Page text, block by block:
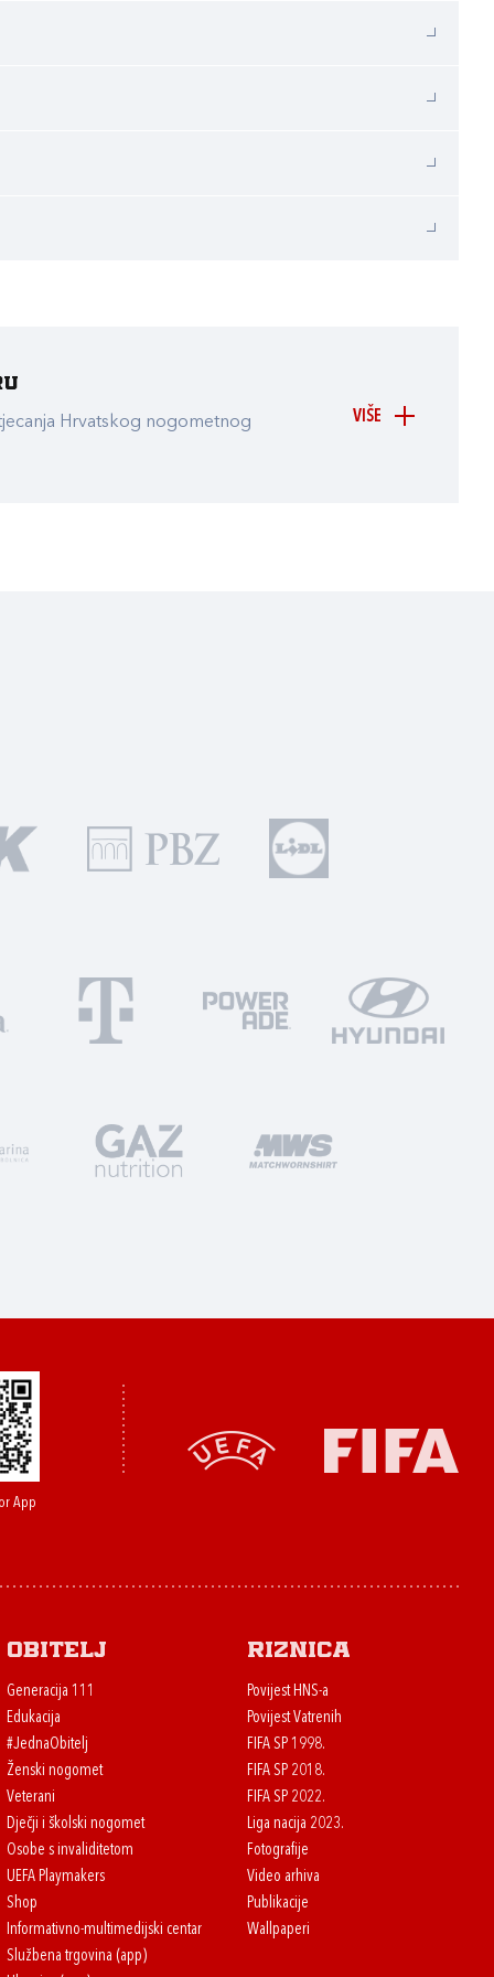
VIŠE
Hrvatskog nogometnog
App
Obitelj
Generacija 111
Edukacija
#JednaObitelj
Ženski nogomet
Veterani
Dječji i školski nogomet
Osobe s invaliditetom
UEFA Playmakers
Shop
Informativno-multimedijski centar
Službena trgovina (app)
Riznica
Povijest HNS-a
Povijest Vatrenih
FIFA SP 1998.
FIFA SP 2018.
FIFA SP 2022.
Liga nacija 2023.
Fotografije
Video arhiva
Publikacije
Wallpaperi